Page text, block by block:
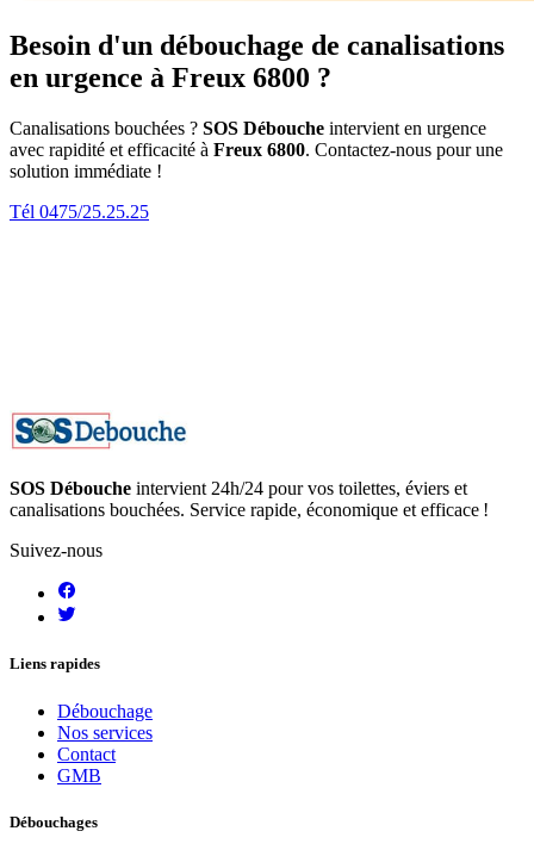
Besoin d'un débouchage de canalisations
en urgence à Freux 6800 ?
Canalisations bouchées ? SOS Débouche intervient en urgence
avec rapidité et efficacité à Freux 6800. Contactez-nous pour une
solution immédiate !
Tél 0475/25.25.25
SOS Débouche intervient 24h/24 pour vos toilettes, éviers et
canalisations bouchées. Service rapide, économique et efficace !
Suivez-nous
Liens rapides
Débouchage
Nos services
Contact
GMB
Débouchages